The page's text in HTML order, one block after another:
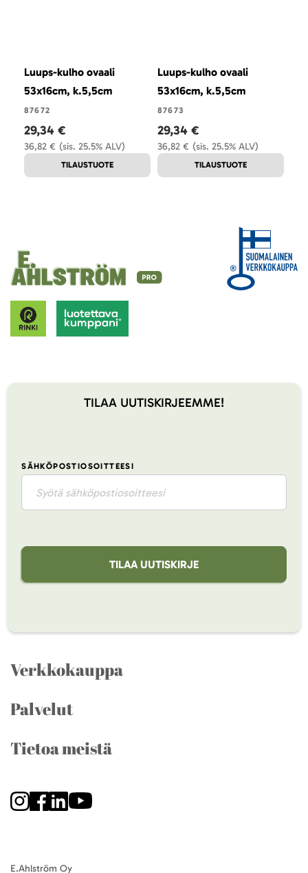
Luups-kulho ovaali
53x16cm, k.5,5cm
87672
(sis. 25.5% ALV)
36,82 €
29,34 €
TILAUSTUOTE
Luups-kulho ovaali
53x16cm, k.5,5cm
87673
(sis. 25.5% ALV)
36,82 €
29,34 €
TILAUSTUOTE
TILAA UUTISKIRJEEMME!
SÄHKÖPOSTIOSOITTEESI
TILAA UUTISKIRJE
Verkkokauppa
Palvelut
Tietoa meistä
E.Ahlström Oy